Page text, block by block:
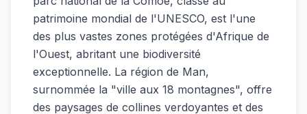
patrimoine mondial de l'UNESCO, est l'une
des plus vastes zones protégées d'Afrique de
l'Ouest, abritant une biodiversité
exceptionnelle. La région de Man,
surnommée la "ville aux 18 montagnes", offre
des paysages de collines verdoyantes et des